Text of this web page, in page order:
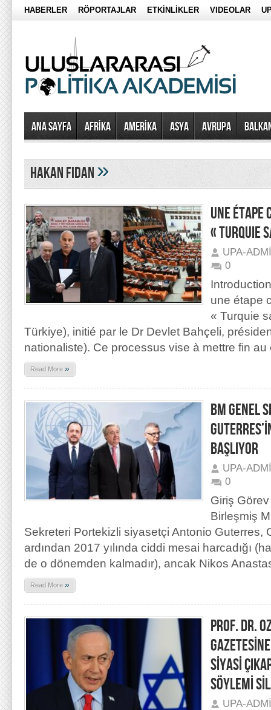
HABERLER RÖPORTAJLAR ETKİNLİKLER VIDEOLAR
Ana Sayfa AFRİKA AMERİKA ASYA AVRUPA
hakan fidan»
UNE ÉTAPE
« TURQUIE
UPA-
0
une étape
« Turquie
Türkiye), initié par le Dr Devlet Bahçeli,
nationaliste). Ce processus vise à mettre fin au
Read More »
BM GENEL
BAŞLIYOR
UPA-
0
Giriş
Birleşmiş
Sekreteri Portekizli siyasetçi Antonio Guterres,
ardından 2017 yılında ciddi mesai harcadığı
de o dönemden kalmadır), ancak Nikos
Read More »
PROF. DR.
SİYASİ
SÖYLEMİ
UPA-